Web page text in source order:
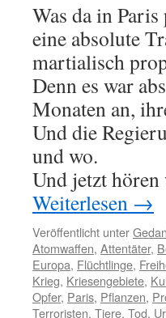
Was da in
eine absolute
martialisch
Denn es war
Monaten an,
Und die
und wo.
Und jetzt
Weiterlesen →
Veröffentlicht unter
Atomwaffen, Attentäter,
Europa, Flüchtlinge,
Krieg, Kriesengebiete,
Opfer, Paris, Pflanzen,
Terroristen, Tiere, Tod,